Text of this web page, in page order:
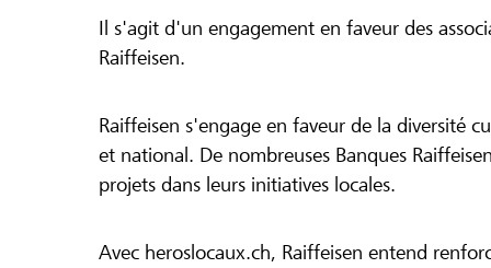
Il s'agit d'un engagement en faveur des
Raiffeisen.
Raiffeisen s'engage en faveur de la diversité
et national. De nombreuses Banques
projets dans leurs initiatives locales.
Avec heroslocaux.ch, Raiffeisen entend